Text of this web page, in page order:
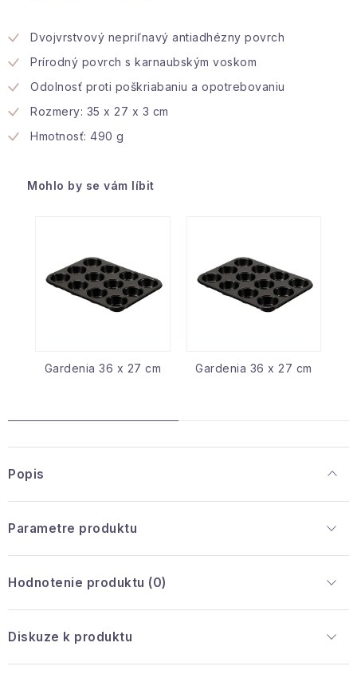
Dvojvrstvový nepriľnavý antiadhézny povrch
Prírodný povrch s karnaubským voskom
Odolnosť proti poškriabaniu a opotrebovaniu
Rozmery: 35 x 27 x 3 cm
Hmotnosť: 490 g
Mohlo by se vám líbit
Gardenia 36 x 27 cm Gardenia 36 x 27 cm
Popis
Parametre produktu
Hodnotenie produktu (0)
Diskuze k produktu